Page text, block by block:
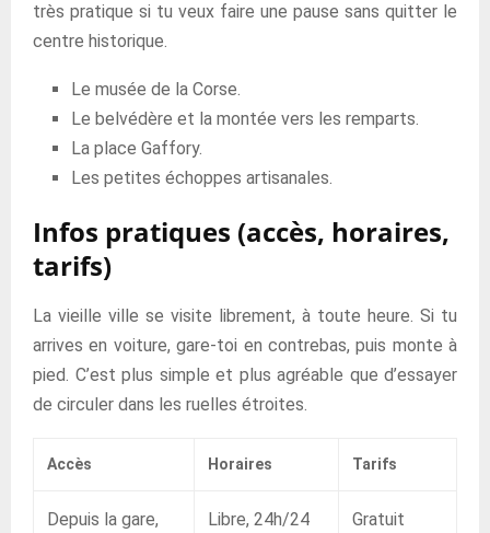
très pratique si tu veux faire une pause sans quitter le
centre historique.
Le musée de la Corse.
Le belvédère et la montée vers les remparts.
La place Gaffory.
Les petites échoppes artisanales.
Infos pratiques (accès, horaires,
tarifs)
La vieille ville se visite librement, à toute heure. Si tu
arrives en voiture, gare-toi en contrebas, puis monte à
pied. C’est plus simple et plus agréable que d’essayer
de circuler dans les ruelles étroites.
Accès Horaires Tarifs
Depuis la gare,
Libre, 24h/24
Gratuit